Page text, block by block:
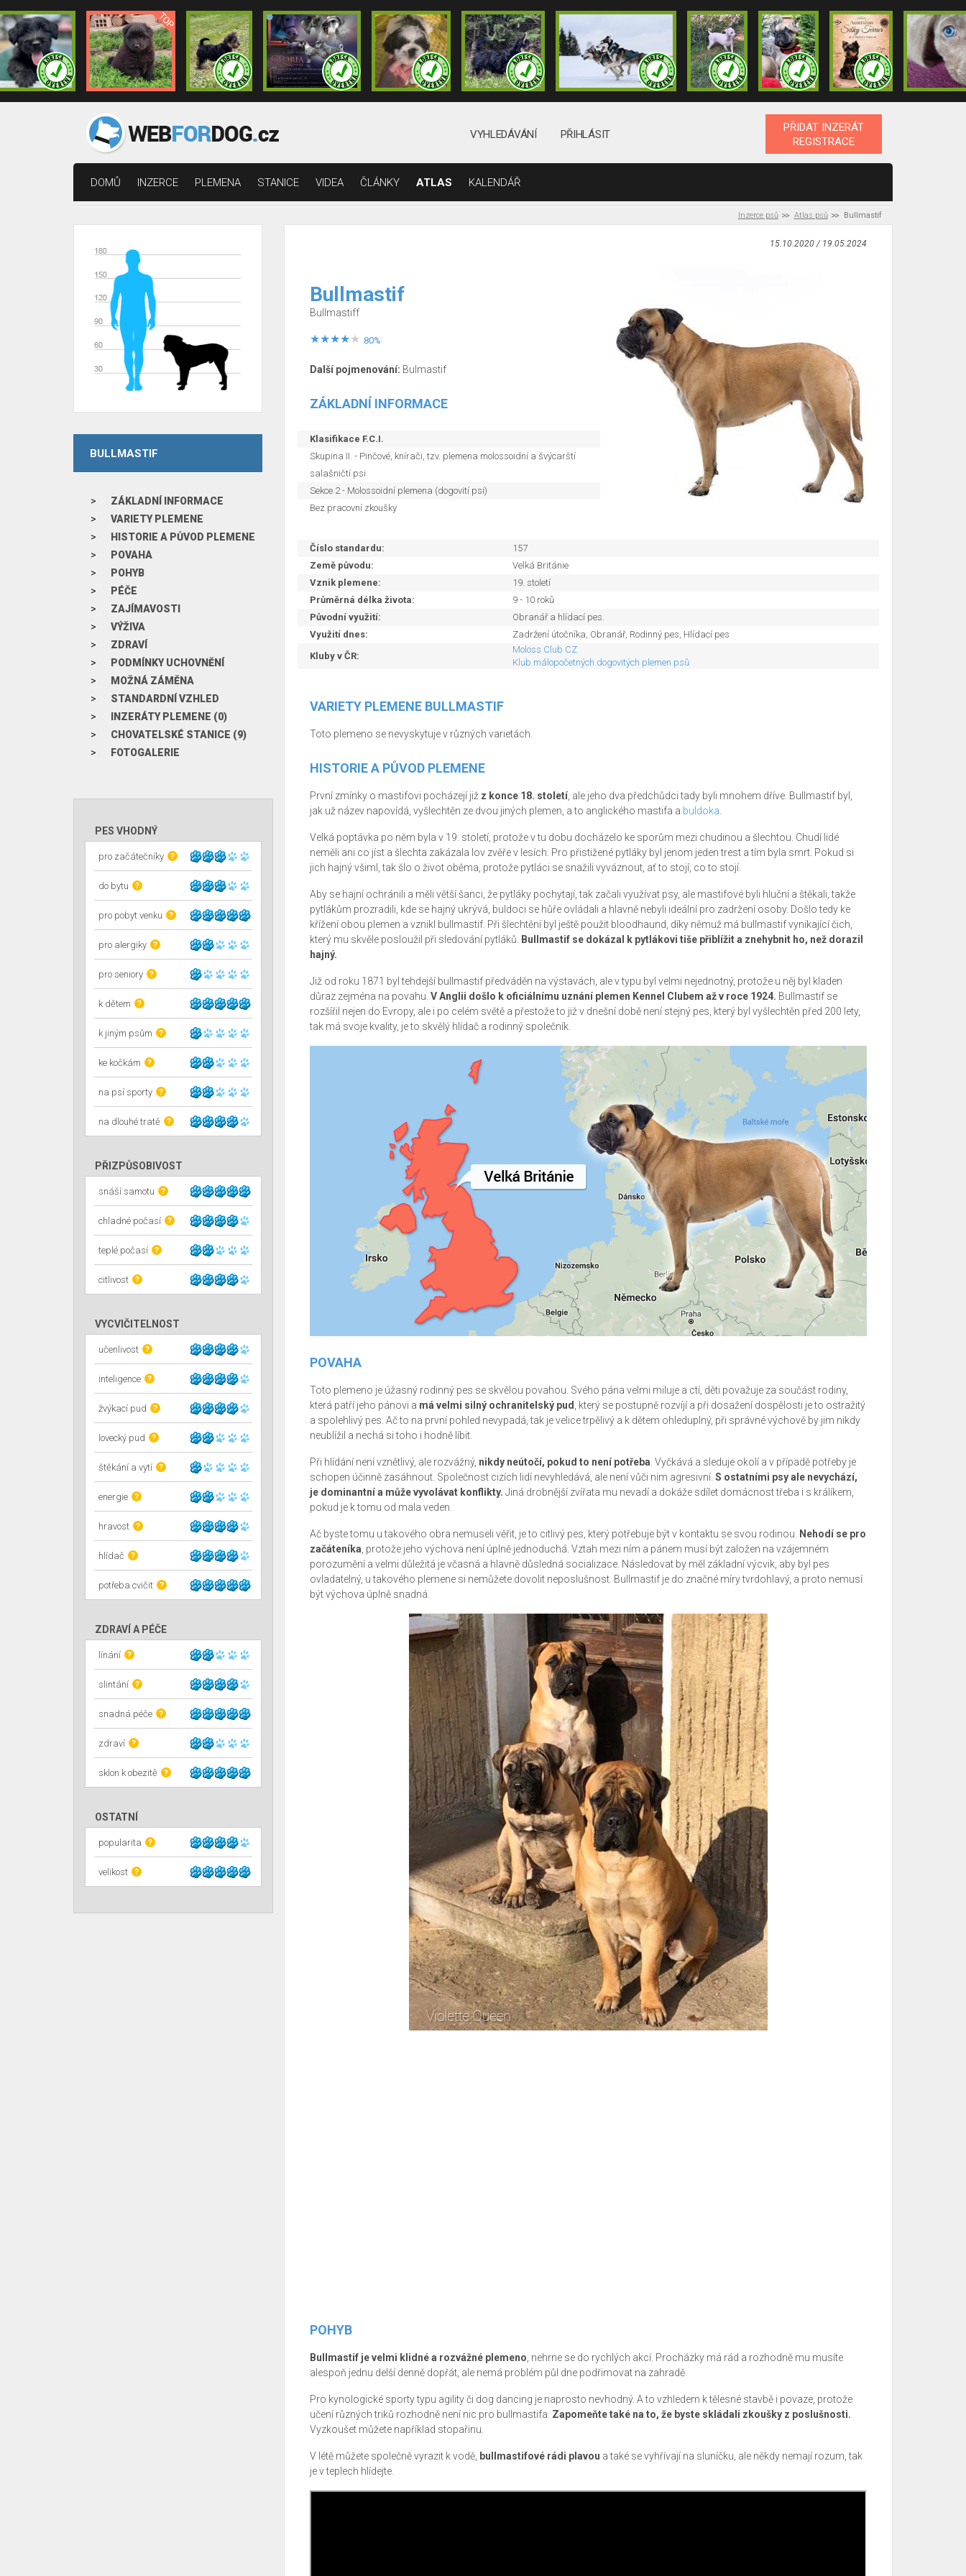
VYHLEDÁVÁNÍ PŘIHLÁSIT
PŘIDAT INZERÁT
REGISTRACE
DOMŮ INZERCE PLEMENA STANICE VIDEA ČLÁNKY ATLAS KALENDÁŘ
Inzerce psů Atlas psů Bullmastif
BULLMASTIF
ZÁKLADNÍ INFORMACE
VARIETY PLEMENE
HISTORIE A PŮVOD PLEMENE
POVAHA
POHYB
PÉČE
ZAJÍMAVOSTI
VÝŽIVA
ZDRAVÍ
PODMÍNKY UCHOVNĚNÍ
MOŽNÁ ZÁMĚNA
STANDARDNÍ VZHLED
INZERÁTY PLEMENE (0)
CHOVATELSKÉ STANICE (9)
FOTOGALERIE
PES VHODNÝ
pro začátečníky ?
do bytu ?
pro pobyt venku ?
pro alergiky ?
pro seniory ?
k dětem ?
k jiným psům ?
ke kočkám ?
na psí sporty ?
na dlouhé tratě ?
PŘIZPŮSOBIVOST
snáší samotu ?
chladné počasí ?
teplé počasí ?
citlivost ?
VYCVIČITELNOST
učenlivost ?
inteligence ?
žvýkací pud ?
lovecký pud ?
štěkání a vytí ?
energie ?
hravost ?
hlídač ?
potřeba cvičit ?
ZDRAVÍ A PÉČE
línání ?
slintání ?
snadná péče ?
zdraví ?
sklon k obezitě ?
OSTATNÍ
popularita ?
velikost ?
15.10.2020 / 19.05.2024
Bullmastif
Bullmastiff
80%
Další pojmenování: Bulmastif
ZÁKLADNÍ INFORMACE
Klasifikace F.C.I.
Skupina II. - Pinčové, knírači, tzv. plemena molossoidní a švýcarští
salašničtí psi
Sekce 2 - Molossoidní plemena (dogovití psi)
Bez pracovní zkoušky
Číslo standardu:
157
Země původu:
Velká Británie
Vznik plemene:
19. století
Průměrná délka života:
9 - 10 roků
Původní využití:
Obranář a hlídací pes.
Využití dnes:
Zadržení útočníka, Obranář, Rodinný pes, Hlídací pes
Kluby v ČR:
Moloss Club CZ
Klub málopočetných dogovitých plemen psů
VARIETY PLEMENE BULLMASTIF
Toto plemeno se nevyskytuje v různých varietách.
HISTORIE A PŮVOD PLEMENE
První zmínky o mastifovi pocházejí již z konce 18. století, ale jeho dva předchůdci tady byli mnohem dříve. Bullmastif byl,
jak už název napovídá, vyšlechtěn ze dvou jiných plemen, a to anglického mastifa a buldoka
Velká poptávka po něm byla v 19. století, protože v tu dobu docházelo ke sporům mezi chudinou a šlechtou. Chudí lidé
neměli ani co jíst a šlechta zakázala lov zvěře v lesích. Pro přistižené pytláky byl jenom jeden trest a tím byla smrt. Pokud si
jich hajný všiml, tak šlo o život oběma, protože pytláci se snažili vyváznout, ať to stojí, co to stojí.
Aby se hajní ochránili a měli větší šanci, že pytláky pochytají, tak začali využívat psy, ale mastifové byli hluční a štěkali, takže
pytlákům prozradili, kde se hajný ukrývá, buldoci se hůře ovládali a hlavně nebyli ideální pro zadržení osoby. Došlo tedy ke
křížení obou plemen a vznikl bullmastif. Při šlechtění byl ještě použit bloodhaund, díky němuž má bullmastif vynikající čich,
který mu skvěle posloužil při sledování pytláků.
Bullmastif se dokázal k pytlákovi tiše přiblížit a znehybnit ho, než dorazil
hajný.
Již od roku 1871 byl tehdejší bullmastif předváděn na výstavách, ale v typu byl velmi nejednotný, protože u něj byl kladen
důraz zejména na povahu. V Anglii došlo k oficiálnímu uznání plemen Kennel Clubem až v roce 1924. Bullmastif se
rozšířil nejen do Evropy, ale i po celém světě a přestože to již v dnešní době není stejný pes, který byl vyšlechtěn před 200 lety,
tak má svoje kvality, je to skvělý hlídač a rodinný společník.
POVAHA
Toto plemeno je úžasný rodinný pes se skvělou povahou. Svého pána velmi miluje a ctí, děti považuje za součást rodiny,
která patří jeho pánovi a má velmi silný ochranitelský pud
, který se postupně rozvíjí a při dosažení dospělosti je to ostražitý
a spolehlivý pes. Ač to na první pohled nevypadá, tak je velice trpělivý a k dětem ohleduplný, při správné výchově by jim nikdy
neublížil a nechá si toho i hodně líbit.
Při hlídání není vznětlivý, ale rozvážný, nikdy neútočí, pokud to není potřeba . Vyčkává a sleduje okolí a v případě potřeby je
schopen účinně zasáhnout. Společnost cizích lidí nevyhledává, ale není vůči nim agresivní. S ostatními psy ale nevychází,
je dominantní a může vyvolávat konflikty. Jiná drobnější zvířata mu nevadí a dokáže sdílet domácnost třeba i s králíkem,
pokud je k tomu od mala veden.
Ač byste tomu u takového obra nemuseli věřit, je to citlivý pes, který potřebuje být v kontaktu se svou rodinou.
Nehodí se pro
začáteníka , protože jeho výchova není úplně jednoduchá. Vztah mezi ním a pánem musí být založen na vzájemném
porozumění a velmi důležitá je včasná a hlavně důsledná socializace. Následovat by měl základní výcvik, aby byl pes
ovladatelný, u takového plemene si nemůžete dovolit neposlušnost. Bullmastif je do značné míry tvrdohlavý, a proto nemusí
být výchova úplně snadná.
POHYB
Bullmastif je velmi klidné a rozvážné plemeno , nehrne se do rychlých akcí. Procházky má rád a rozhodně mu musíte
alespoň jednu delší denně dopřát, ale nemá problém půl dne podřimovat na zahradě.
Pro kynologické sporty typu agility či dog dancing je naprosto nevhodný. A to vzhledem k tělesné stavbě i povaze, protože
učení různých triků rozhodně není nic pro bullmastifa. Zapomeňte také na to, že byste skládali zkoušky z poslušnosti.
Vyzkoušet můžete například stopařinu.
V létě můžete společně vyrazit k vodě, bullmastifové rádi plavou a také se vyhřívají na sluníčku, ale někdy nemají rozum, tak
je v teplech hlídejte.